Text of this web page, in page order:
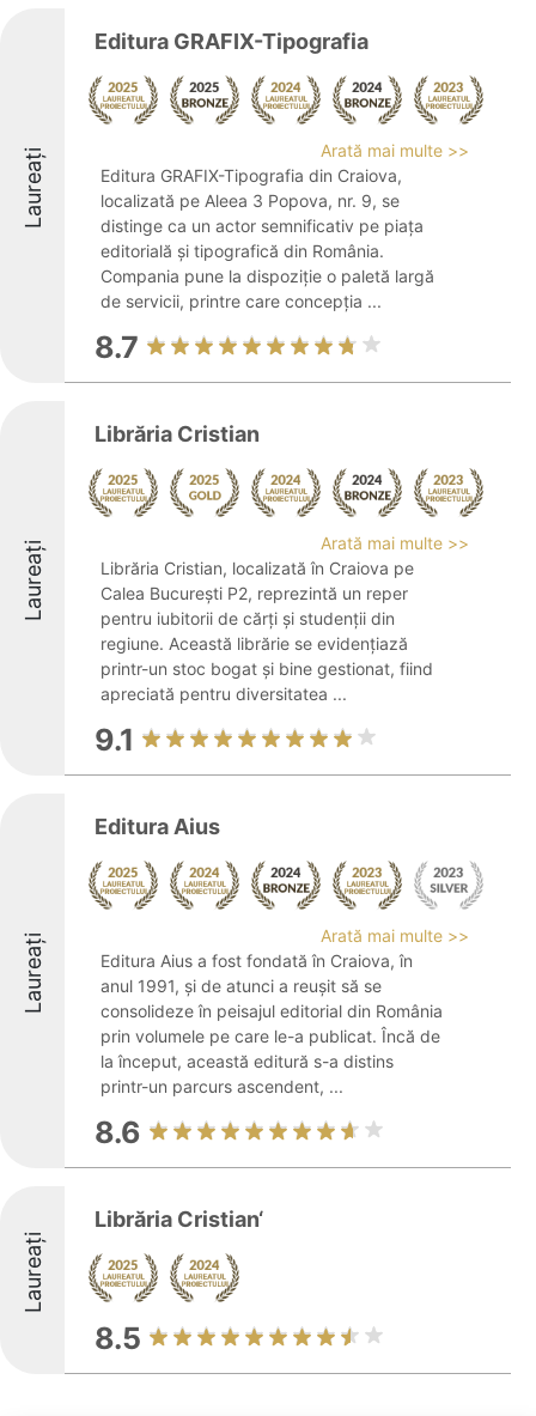
Laureați
Editura GRAFIX-Tipografia
Arată mai multe >>
Editura GRAFIX-Tipografia din Craiova,
localizată pe Aleea 3 Popova, nr. 9, se
distinge ca un actor semnificativ pe piața
editorială și tipografică din România.
Compania pune la dispoziție o paletă largă
de servicii, printre care concepția ...
8.7
Laureați
Librăria Cristian
Arată mai multe >>
Librăria Cristian, localizată în Craiova pe
Calea București P2, reprezintă un reper
pentru iubitorii de cărți și studenții din
regiune. Această librărie se evidențiază
printr-un stoc bogat și bine gestionat, fiind
apreciată pentru diversitatea ...
9.1
Laureați
Editura Aius
Arată mai multe >>
Editura Aius a fost fondată în Craiova, în
anul 1991, și de atunci a reușit să se
consolideze în peisajul editorial din România
prin volumele pe care le-a publicat. Încă de
la început, această editură s-a distins
printr-un parcurs ascendent, ...
8.6
Laureați
Librăria Cristian‘
8.5